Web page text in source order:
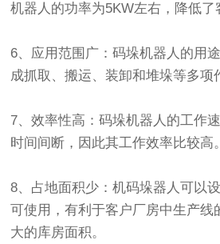
机器人的功率为5KW左右，降低了
6、应用范围广：码垛机器人的用
成抓取、搬运、装卸和堆垛等多项
7、效率性高：码垛机器人的工作
时间间断，因此其工作效率比较高。
8、占地面积少：机码垛器人可以
可使用，有利于客户厂房中生产线
大的库房面积。